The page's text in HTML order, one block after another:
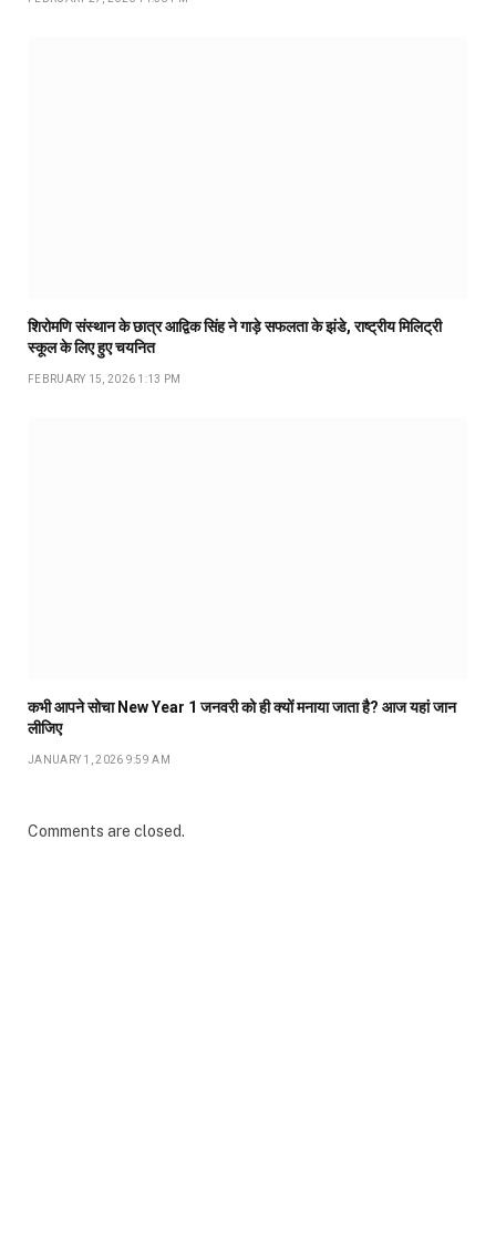
शिरोमणि संस्थान के छात्र आद्विक सिंह ने गाड़े सफलता के झंडे, राष्ट्रीय मिलिट्री
स्कूल के लिए हुए चयनित
FEBRUARY 15, 2026 1:13 PM
कभी आपने सोचा New Year 1 जनवरी को ही क्यों मनाया जाता है? आज यहां जान
लीजिए
JANUARY 1, 2026 9:59 AM
Comments are closed.